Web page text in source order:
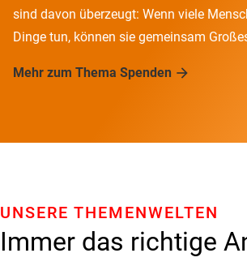
sind davon überzeugt: Wenn viele
Dinge tun, können sie gemeinsam
Mehr zum Thema Spenden
Immer das richtige
UNSERE THEMENWELTEN